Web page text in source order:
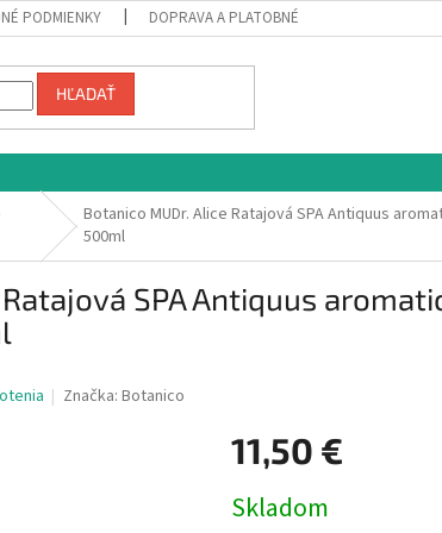
PODMIENKY DOPRAVA A PLATOBNÉ PODMIENKY
HĽADAŤ
Botanico MUDr. Alice Ratajová SPA Antiquus
500ml
SPA Antiquus
Značka:Botanico
11,50 €
cena:
Skladom